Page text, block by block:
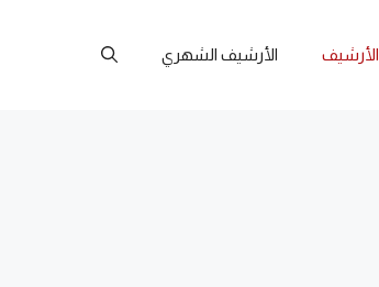
الأرشيف الأرشيف الشهري